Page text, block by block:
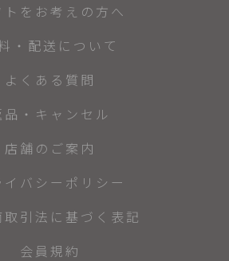
トをお考えの方へ
・配送について
よくある質問
品・キャンセル
店舗のご案内
イバシーポリシー
取引法に基づく表記
会員規約